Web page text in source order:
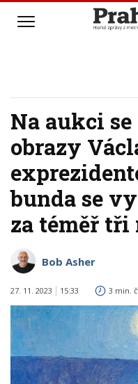
Na aukci
obrazy
bunda se
za téměř
Bob Asher
27. 11. 2023 15:33 3 min.